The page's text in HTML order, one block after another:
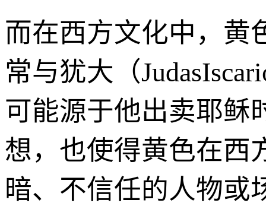
而在西方文化中，黄
常与犹大（
可能源于他出卖耶稣
想，也使得黄色在西
暗、不信任的人物或